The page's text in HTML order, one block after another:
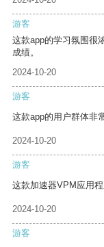
游客
这款app的学习氛围很
成绩。
2024-10-20
游客
这款app的用户群体非
2024-10-20
游客
这款加速器VPM应用
2024-10-20
游客